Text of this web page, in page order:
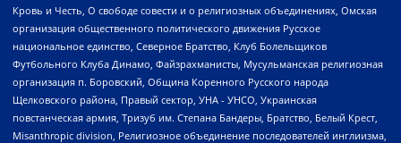
Кровь и Честь, О свободе совести и о религиозных объединениях, Омская
организация общественного политического движения Русское
национальное единство, Северное Братство, Клуб Болельщиков
Футбольного Клуба Динамо, Файзрахманисты, Мусульманская религиозная
организация п. Боровский, Община Коренного Русского народа
Щелковского района, Правый сектор, УНА - УНСО, Украинская
повстанческая армия, Тризуб им. Степана Бандеры, Братство, Белый Крест,
Misanthropic division, Религиозное объединение последователей инглиизма,